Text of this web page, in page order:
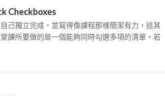
Checkboxes
己獨立完成，並寫得像課程那樣簡潔有力，這其
課所要做的是一個能夠同時勾選多項的清單，若